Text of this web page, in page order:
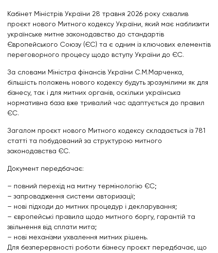
Кабінет Міністрів України 28 травня 2026 року схвалив
проєкт нового Митного кодексу України, який має наблизити
українське митне законодавство до стандартів
Європейського Союзу (ЄС) та є одним із ключових елементів
переговорного процесу щодо вступу України до ЄС.
За словами Міністра фінансів України С.М.Марченка,
більшість положень нового кодексу будуть зрозумілими як для
бізнесу, так і для митних органів, оскільки українська
нормативна база вже тривалий час адаптується до правил
ЄС.
Загалом проєкт нового Митного кодексу складається із 781
статті та побудований за структурою митного
законодавства ЄС.
Документ передбачає:
– повний перехід на митну термінологію ЄС;
– запровадження системи авторизації;
– нові підходи до митних процедур і декларування;
– європейські правила щодо митного боргу, гарантій та
звільнення від сплати мита;
– нові механізми ухвалення митних рішень.
Для безперервності роботи бізнесу проєкт передбачає, що